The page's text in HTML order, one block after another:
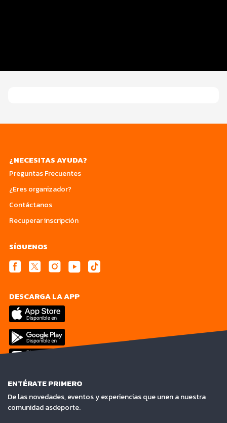
¿NECESITAS AYUDA?
Preguntas Frecuentes
¿Eres organizador?
Contáctanos
Recuperar inscripción
SÍGUENOS
DESCARGA LA APP
ENTÉRATE PRIMERO
De las novedades, eventos y experiencias que unen a nuestra
comunidad asdeporte.